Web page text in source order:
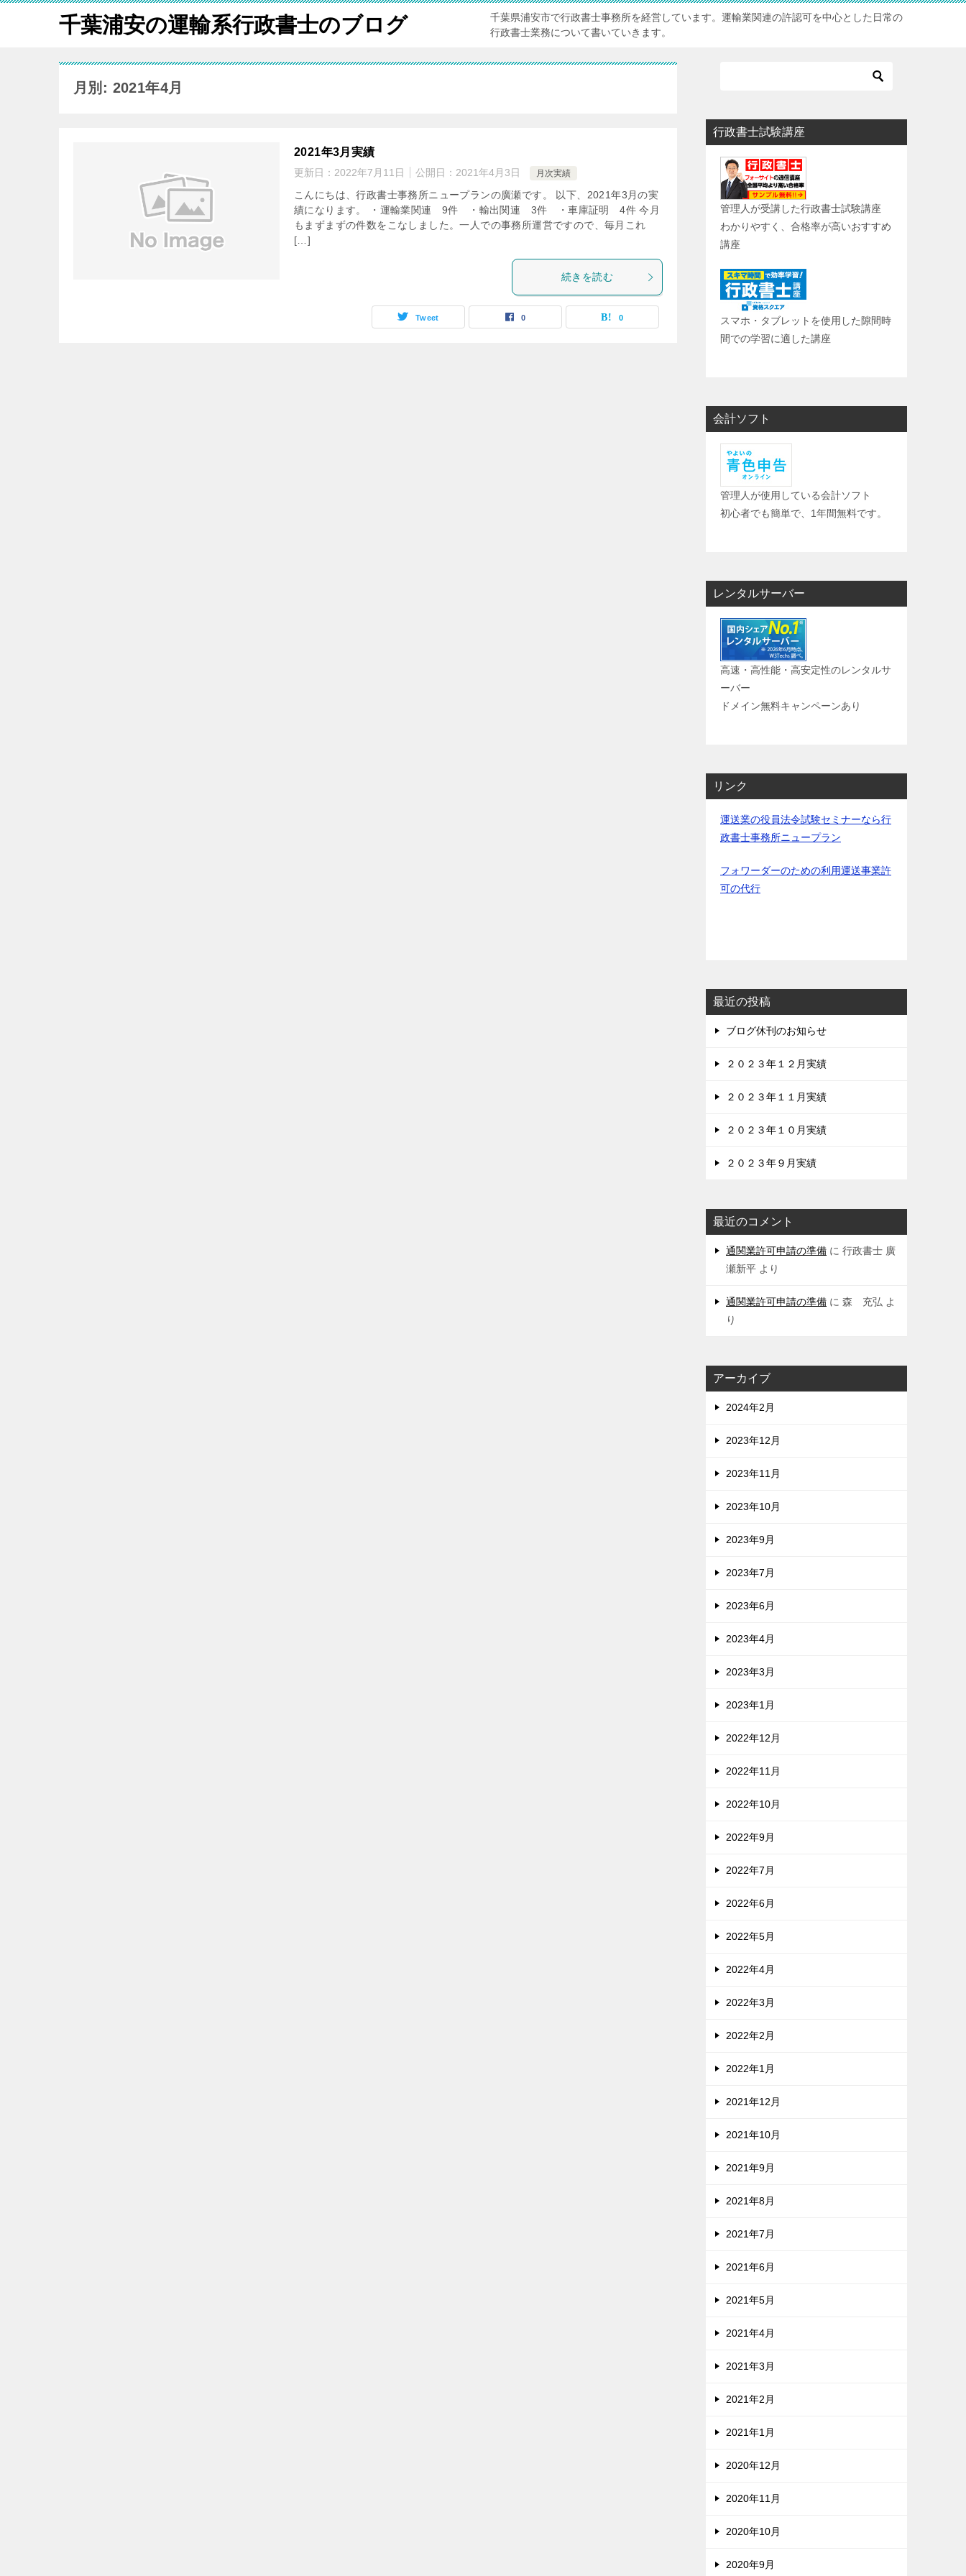
千葉浦安の運輸系行政書士のブログ
千葉県浦安市で行政書士事務所を経営しています。運輸業関連の許認可を中心とした日常の
行政書士業務について書いていきます。
月別: 2021年4月
2021年3月実績
更新日： 2022年7月11日 公開日： 2021年4月3日 月次実績
こんにちは、行政書士事務所ニュープランの廣瀬です。 以下、2021年3月の実
績になります。 ・運輸業関連 9件 ・輸出関連 3件 ・車庫証明 4件 今月
もまずまずの件数をこなしました。一人での事務所運営ですので、毎月これ
[…]
続きを読む
Tweet 0 0
行政書士試験講座
管理人が受講した行政書士試験講座
わかりやすく、合格率が高いおすすめ
講座
スマホ・タブレットを使用した隙間時
間での学習に適した講座
会計ソフト
管理人が使用している会計ソフト
初心者でも簡単で、1年間無料です。
レンタルサーバー
高速・高性能・高安定性のレンタルサ
ーバー
ドメイン無料キャンペーンあり
リンク
運送業の役員法令試験セミナーなら行
政書士事務所ニュープラン
フォワーダーのための利用運送事業許
可の代行
最近の投稿
ブログ休刊のお知らせ
２０２３年１２月実績
２０２３年１１月実績
２０２３年１０月実績
２０２３年９月実績
最近のコメント
通関業許可申請の準備 に 行政書士 廣
瀬新平 より
通関業許可申請の準備 に 森 充弘 よ
り
アーカイブ
2024年2月
2023年12月
2023年11月
2023年10月
2023年9月
2023年7月
2023年6月
2023年4月
2023年3月
2023年1月
2022年12月
2022年11月
2022年10月
2022年9月
2022年7月
2022年6月
2022年5月
2022年4月
2022年3月
2022年2月
2022年1月
2021年12月
2021年10月
2021年9月
2021年8月
2021年7月
2021年6月
2021年5月
2021年4月
2021年3月
2021年2月
2021年1月
2020年12月
2020年11月
2020年10月
2020年9月